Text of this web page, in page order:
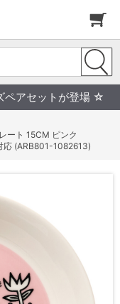
ペアセットが登場 ☆
ート 15CM ピンク
応 (ARB801-1082613)